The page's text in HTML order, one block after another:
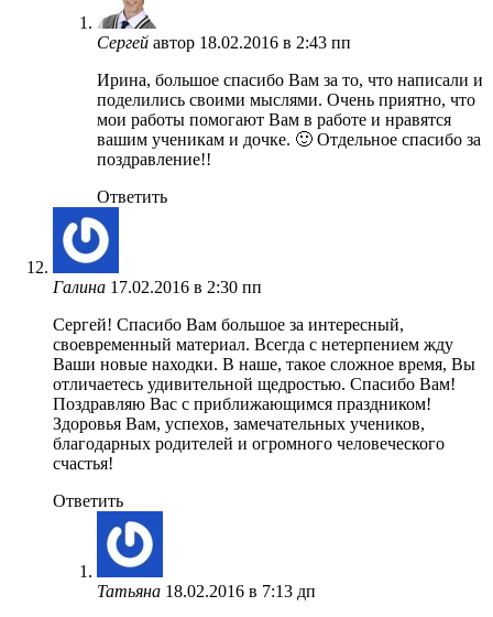
Сергей автор 18.02.2016 в 2:43 пп
Ирина, большое спасибо Вам за то, что написали и
поделились своими мыслями. Очень приятно, что
мои работы помогают Вам в работе и нравятся
вашим ученикам и дочке. 🙂 Отдельное спасибо за
поздравление!!
Ответить
Галина 17.02.2016 в 2:30 пп
Сергей! Спасибо Вам большое за интересный,
своевременный материал. Всегда с нетерпением жду
Ваши новые находки. В наше, такое сложное время, Вы
отличаетесь удивительной щедростью. Спасибо Вам!
Поздравляю Вас с приближающимся праздником!
Здоровья Вам, успехов, замечательных учеников,
благодарных родителей и огромного человеческого
счастья!
Ответить
Татьяна 18.02.2016 в 7:13 дп